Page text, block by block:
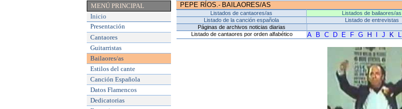
MENÚ PRINCIPAL
Inicio
Presentación
Cantaores
Guitarristas
Bailaores/as
Estilos del cante
Canción Española
Datos Flamencos
Dedicatorias
PEPE RÍOS.- BAILAORES/AS
Listados de cantaores/as Listados de bailaores/as
Listado de la canción española
Listado de entrevistas
Páginas de archivos noticias diarias
Listado de cantaores por orden alfabético
A B C D E F G H J K L